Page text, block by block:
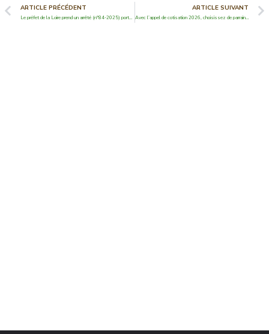
ARTICLE PRÉCÉDENT
Le préfet de la Loire prend un arrêté (n°84-2025) portant abrogation de l’arrêté 81-2025
ARTICLE SUIVANT
Avec l’appel de cotisation 2026, choisissez de parrainer un filleul